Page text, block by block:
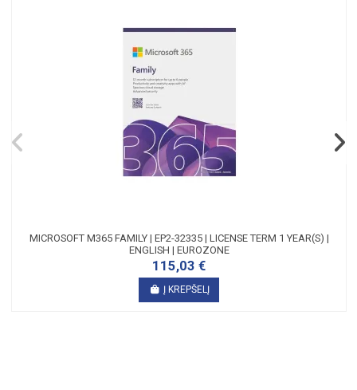
MICROSOFT M365 FAMILY | EP2-32335 | LICENSE TERM 1 YEAR(S) |
ENGLISH | EUROZONE
115,03 €
Į KREPŠELĮ